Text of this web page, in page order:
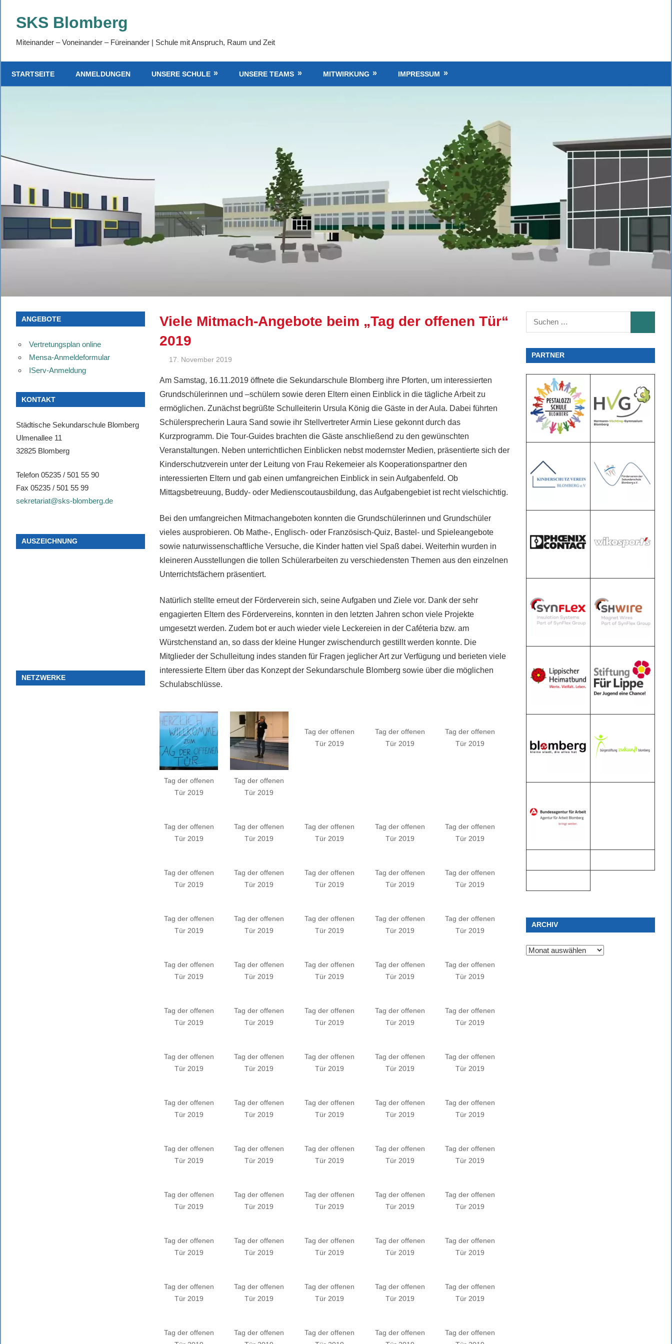
InhaltSKS Blomberg
Miteinander – Voneinander – Füreinander | Schule mit Anspruch, Raum und Zeit
STARTSEITE ANMELDUNGEN UNSERE SCHULE UNSERE TEAMS MITWIRKUNG IMPRESSUM
Viele Mitmach-Angebote beim „Tag der offenen Tür“
2019
17. November 2019
Am Samstag, 16.11.2019 öffnete die Sekundarschule Blomberg ihre Pforten, um interessierten
Grundschülerinnen und –schülern sowie deren Eltern einen Einblick in die tägliche Arbeit zu
ermöglichen. Zunächst begrüßte Schulleiterin Ursula König die Gäste in der Aula. Dabei führten
Schülersprecherin Laura Sand sowie ihr Stellvertreter Armin Liese gekonnt durch das
Kurzprogramm. Die Tour-Guides brachten die Gäste anschließend zu den gewünschten
Veranstaltungen. Neben unterrichtlichen Einblicken nebst modernster Medien, präsentierte sich der
Kinderschutzverein unter der Leitung von Frau Rekemeier als Kooperationspartner den
interessierten Eltern und gab einen umfangreichen Einblick in sein Aufgabenfeld. Ob
Mittagsbetreuung, Buddy- oder Medienscoutausbildung, das Aufgabengebiet ist recht vielschichtig.
Bei den umfangreichen Mitmachangeboten konnten die Grundschülerinnen und Grundschüler
vieles ausprobieren. Ob Mathe-, Englisch- oder Französisch-Quiz, Bastel- und Spieleangebote
sowie naturwissenschaftliche Versuche, die Kinder hatten viel Spaß dabei. Weiterhin wurden in
kleineren Ausstellungen die tollen Schülerarbeiten zu verschiedensten Themen aus den einzelnen
Unterrichtsfächern präsentiert.
Natürlich stellte erneut der Förderverein sich, seine Aufgaben und Ziele vor. Dank der sehr
engagierten Eltern des Fördervereins, konnten in den letzten Jahren schon viele Projekte
umgesetzt werden. Zudem bot er auch wieder viele Leckereien in der Caféteria bzw. am
Würstchenstand an, so dass der kleine Hunger zwischendurch gestillt werden konnte. Die
Mitglieder der Schulleitung indes standen für Fragen jeglicher Art zur Verfügung und berieten viele
interessierte Eltern über das Konzept der Sekundarschule Blomberg sowie über die möglichen
Schulabschlüsse.
Tag der offenen
Tür 2019
Tag der offenen
Tür 2019
Tag der offenen
Tür 2019
Tag der offenen
Tür 2019
Tag der offenen
Tür 2019
Tag der offenen
Tür 2019
Tag der offenen
Tür 2019
Tag der offenen
Tür 2019
Tag der offenen
Tür 2019
Tag der offenen
Tür 2019
Tag der offenen
Tür 2019
Tag der offenen
Tür 2019
Tag der offenen
Tür 2019
Tag der offenen
Tür 2019
Tag der offenen
Tür 2019
Tag der offenen
Tür 2019
Tag der offenen
Tür 2019
Tag der offenen
Tür 2019
Tag der offenen
Tür 2019
Tag der offenen
Tür 2019
Tag der offenen
Tür 2019
Tag der offenen
Tür 2019
Tag der offenen
Tür 2019
Tag der offenen
Tür 2019
Tag der offenen
Tür 2019
Tag der offenen
Tür 2019
Tag der offenen
Tür 2019
Tag der offenen
Tür 2019
Tag der offenen
Tür 2019
Tag der offenen
Tür 2019
Tag der offenen
Tür 2019
Tag der offenen
Tür 2019
Tag der offenen
Tür 2019
Tag der offenen
Tür 2019
Tag der offenen
Tür 2019
Tag der offenen
Tür 2019
Tag der offenen
Tür 2019
Tag der offenen
Tür 2019
Tag der offenen
Tür 2019
Tag der offenen
Tür 2019
Tag der offenen
Tür 2019
Tag der offenen
Tür 2019
Tag der offenen
Tür 2019
Tag der offenen
Tür 2019
Tag der offenen
Tür 2019
Tag der offenen
Tür 2019
Tag der offenen
Tür 2019
Tag der offenen
Tür 2019
Tag der offenen
Tür 2019
Tag der offenen
Tür 2019
Tag der offenen
Tür 2019
Tag der offenen
Tür 2019
Tag der offenen
Tür 2019
Tag der offenen
Tür 2019
Tag der offenen
Tür 2019
Tag der offenen
Tür 2019
Tag der offenen
Tür 2019
Tag der offenen
Tür 2019
Tag der offenen
Tür 2019
Tag der offenen
Tür 2019
Tag der offenen
Tag der offenen
Tag der offenen
Tag der offenen
Tag der offenen
ANGEBOTE
Vertretungsplan online
Mensa-Anmeldeformular
IServ-Anmeldung
KONTAKT
Städtische Sekundarschule Blomberg
Ulmenallee 11
32825 Blomberg
Telefon 05235 / 501 55 90
Fax 05235 / 501 55 99
sekretariat@sks-blomberg.de
AUSZEICHNUNG
NETZWERKE
Suchen
nach:
PARTNER
ARCHIV
Archiv